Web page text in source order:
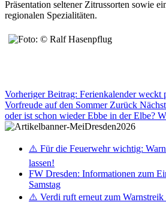
Präsentation seltener Zitrussorten sowie
regionalen Spezialitäten.
Vorheriger Beitrag: Ferienkalender
Vorfreude auf den Sommer Zurück
oder ist schon wieder Ebbe in der Elbe?
⚠️ Für die Feuerwehr wichtig:
lassen!
FW Dresden: Informationen zum
Samstag
⚠️ Verdi ruft erneut zum